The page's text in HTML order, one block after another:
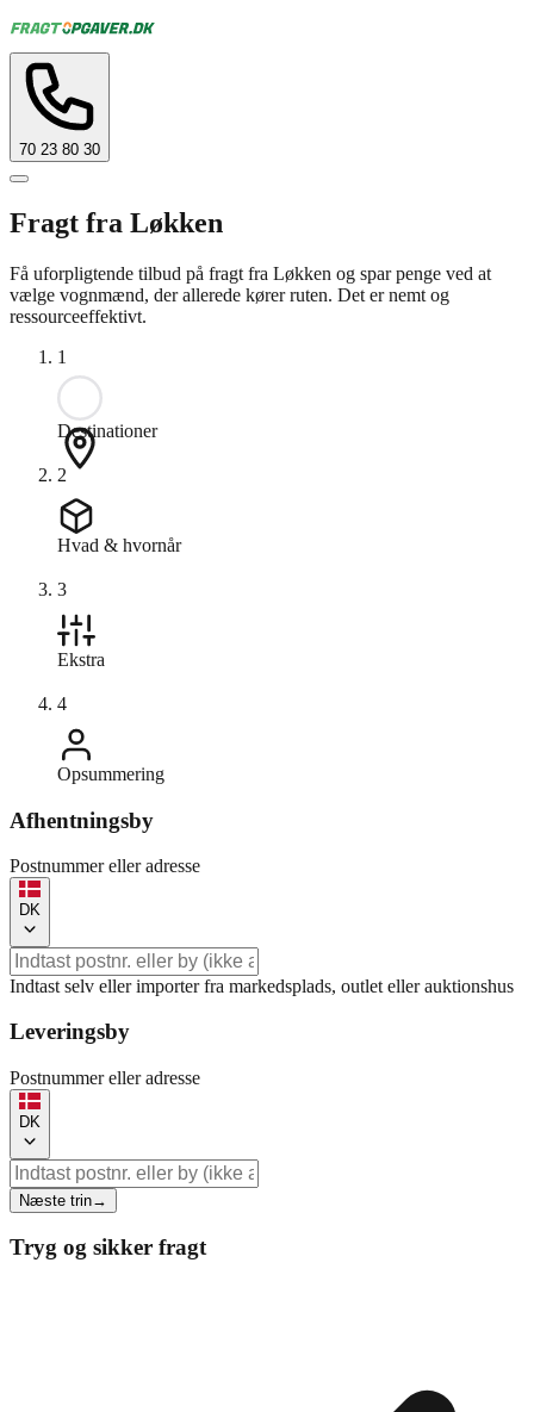
70 23 80 30
Fragt fra Løkken
Få uforpligtende tilbud på fragt fra Løkken og spar penge ved at
vælge vognmænd, der allerede kører ruten. Det er nemt og
ressourceeffektivt.
1
Destinationer
2
Hvad & hvornår
3
Ekstra
4
Opsummering
Afhentningsby
Postnummer eller adresse
DK
Indtast selv eller importer fra markedsplads, outlet eller auktionshus
Leveringsby
Postnummer eller adresse
DK
Næste trin→
Tryg og sikker fragt